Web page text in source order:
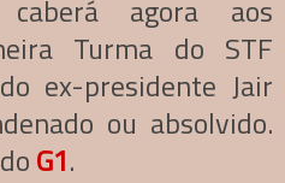
caberá agora aos
Turma do STF
ex-presidente Jair
ou absolvido.
G1.